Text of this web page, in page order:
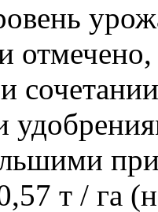
т / га